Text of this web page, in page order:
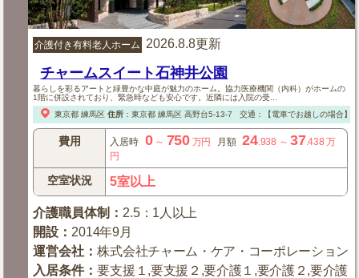
介護付き有料老人ホーム 2026.8.8更新
チャームスイート石神井公園
暮らしを彩るアートと緑豊かな中庭が魅力のホーム。協力医療機関（内科）がホームの
1階に併設されており、緊急時なども安心です。近隣には入院の受...
東京都 練馬区 住所： 東京都 練馬区高野台5-13-7 交通：【電車でお越しの場合】
費用 入居時 0～ 750 万円 月額 24.938 ～37.438 万
円
空室状況 5室以上
介護職員体制 ： 2.5：1人以上
開設 ： 2014年9月
運営会社 ：株式会社チャーム・ケア・コーポレーション
入居条件：要支援１,要支援２,要介護１,要介護２,要介護